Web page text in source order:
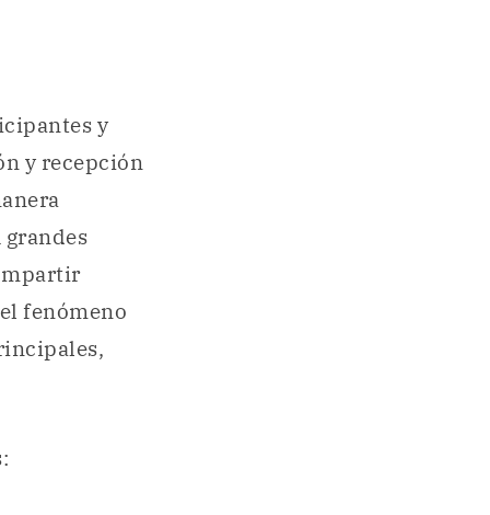
y
y recepción
fenómeno